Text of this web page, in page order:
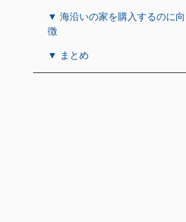
▼ 海沿いの家を購入するのに
徴
▼ まとめ